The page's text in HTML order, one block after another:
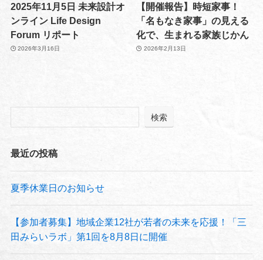
2025年11月5日 未来設計オ
ンライン Life Design
Forum リポート
2026年3月16日
【開催報告】時短家事！
「名もなき家事」の見える
化で、生まれる家族じかん
2026年2月13日
検索
最近の投稿
夏季休業日のお知らせ
【参加者募集】地域企業12社が若者の未来を応援！「三
田みらいラボ」第1回を8月8日に開催